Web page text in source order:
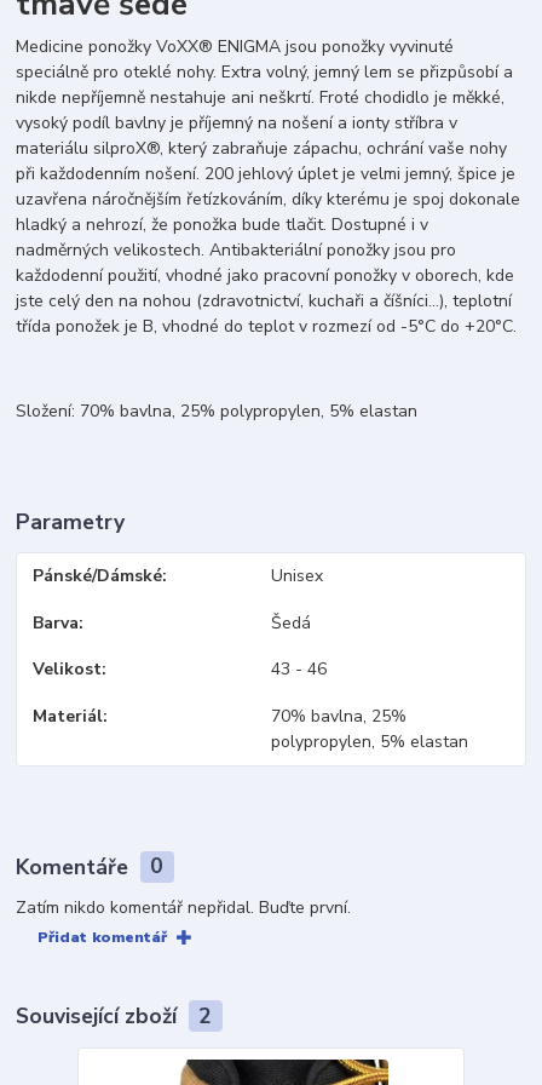
Medicine ponožky VoXX® ENIGMA jsou ponožky vyvinuté
speciálně pro oteklé nohy. Extra volný, jemný lem se přizpůsobí a
nikde nepříjemně nestahuje ani neškrtí. Froté chodidlo je měkké,
vysoký podíl bavlny je příjemný na nošení a ionty stříbra v
materiálu silproX®, který zabraňuje zápachu, ochrání vaše nohy
při každodenním nošení. 200 jehlový úplet je velmi jemný, špice je
uzavřena náročnějším řetízkováním, díky kterému je spoj dokonale
hladký a nehrozí, že ponožka bude tlačit. Dostupné i v
nadměrných velikostech. Antibakteriální ponožky jsou pro
každodenní použití, vhodné jako pracovní ponožky v oborech, kde
jste celý den na nohou (zdravotnictví, kuchaři a číšníci…), teplotní
třída ponožek je B, vhodné do teplot v rozmezí od -5°C do +20°C.
Složení: 70% bavlna, 25% polypropylen, 5% elastan
Parametry
Pánské/Dámské Unisex
Barva Šedá
Velikost 43 - 46
Materiál
70% bavlna, 25%
polypropylen, 5% elastan
Komentáře 0
Zatím nikdo komentář nepřidal. Buďte první.
Přidat komentář
Související zboží 2